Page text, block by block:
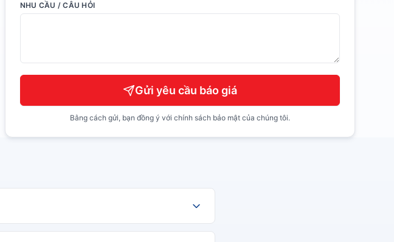
NHU CẦU / CÂU HỎI
Gửi yêu cầu báo giá
Bằng cách gửi, bạn đồng ý với chính sách bảo mật của chúng tôi.